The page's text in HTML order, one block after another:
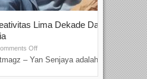
Lima Dekade Dalam
Off
– Yan Senjaya adalah...